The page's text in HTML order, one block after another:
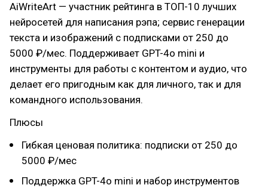
AiWriteArt — участник рейтинга в ТОП-10 лучших
нейросетей для написания рэпа; сервис генерации
текста и изображений с подписками от 250 до
5000 ₽/мес. Поддерживает GPT-4o mini и
инструменты для работы с контентом и аудио, что
делает его пригодным как для личного, так и для
командного использования.
Плюсы
Гибкая ценовая политика: подписки от 250 до
5000 ₽/мес
Поддержка GPT-4o mini и набор инструментов